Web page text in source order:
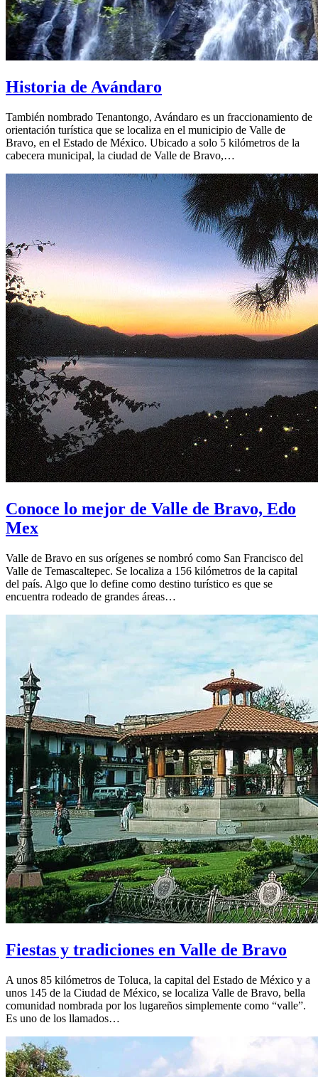
Historia de Avándaro
También nombrado Tenantongo, Avándaro es un fraccionamiento de
orientación turística que se localiza en el municipio de Valle de
Bravo, en el Estado de México. Ubicado a solo 5 kilómetros de la
cabecera municipal, la ciudad de Valle de Bravo,…
Conoce lo mejor de Valle de Bravo, Edo
Mex
Valle de Bravo en sus orígenes se nombró como San Francisco del
Valle de Temascaltepec. Se localiza a 156 kilómetros de la capital
del país. Algo que lo define como destino turístico es que se
encuentra rodeado de grandes áreas…
Fiestas y tradiciones en Valle de Bravo
A unos 85 kilómetros de Toluca, la capital del Estado de México y a
unos 145 de la Ciudad de México, se localiza Valle de Bravo, bella
comunidad nombrada por los lugareños simplemente como “valle”.
Es uno de los llamados…